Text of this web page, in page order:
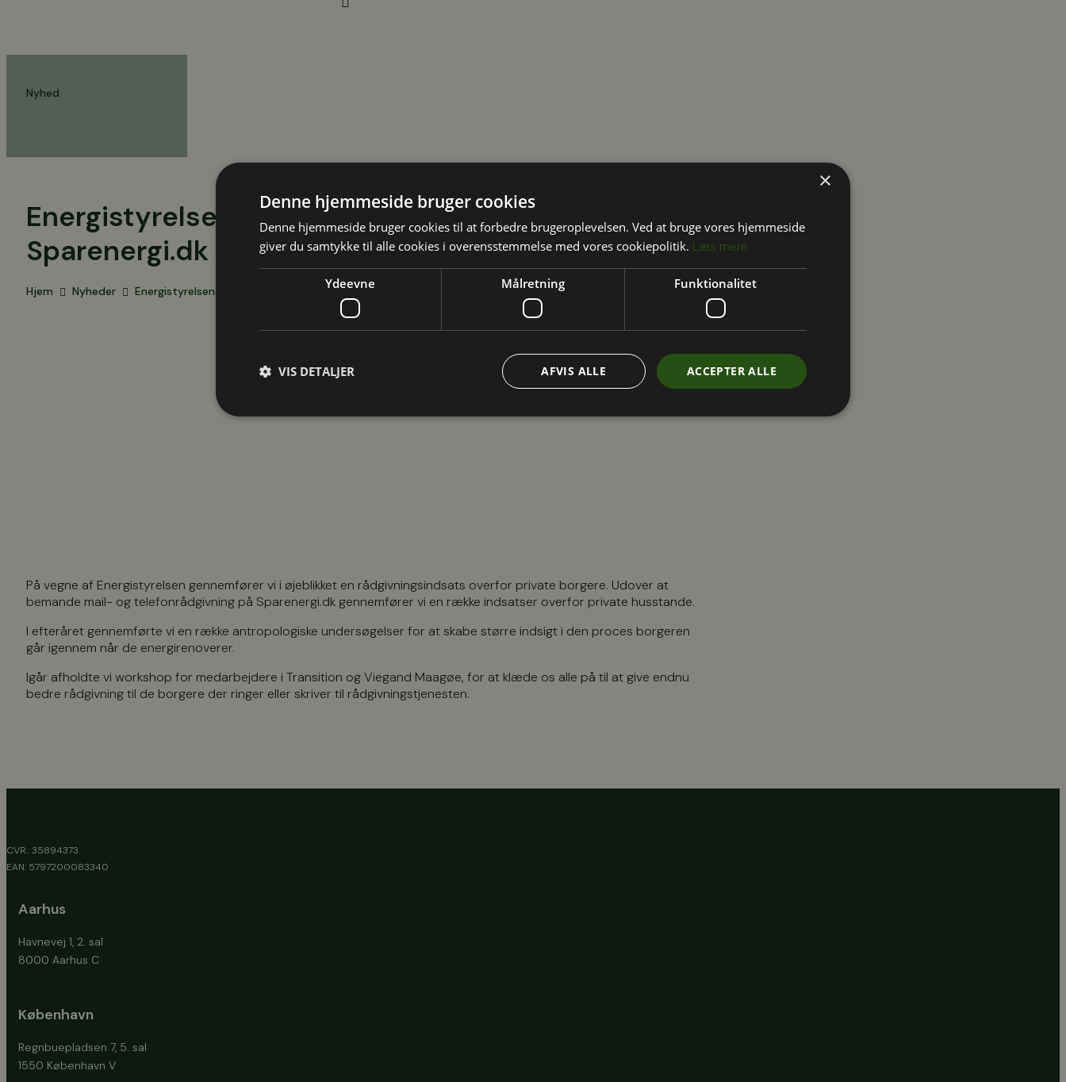
Nyhed
Energistyrelsens rådgivningstilbud på
Sparenergi.dk
Hjem Nyheder Energistyrelsens rådgivningstilbud på Sparenergi.dk
På vegne af Energistyrelsen gennemfører vi i øjeblikket en rådgivningsindsats overfor private borgere. Udover at
bemande mail- og telefonrådgivning på Sparenergi.dk gennemfører vi en række indsatser overfor private husstande.
I efteråret gennemførte vi en række antropologiske undersøgelser for at skabe større indsigt i den proces borgeren
går igennem når de energirenoverer.
Igår afholdte vi workshop for medarbejdere i Transition og Viegand Maagøe, for at klæde os alle på til at give endnu
bedre rådgivning til de borgere der ringer eller skriver til rådgivningstjenesten.
CVR.: 35894373
EAN: 5797200083340
Aarhus
Havnevej 1, 2. sal
8000 Aarhus C
København
Regnbuepladsen 7, 5. sal
1550 København V
×
Denne hjemmeside bruger cookies
Denne hjemmeside bruger cookies til at forbedre brugeroplevelsen. Ved at bruge vores hjemmeside
giver du samtykke til alle cookies i overensstemmelse med vores cookiepolitik. Læs mere
Ydeevne Målretning Funktionalitet
ACCEPTER ALLE
AFVIS ALLE
VIS DETALJER